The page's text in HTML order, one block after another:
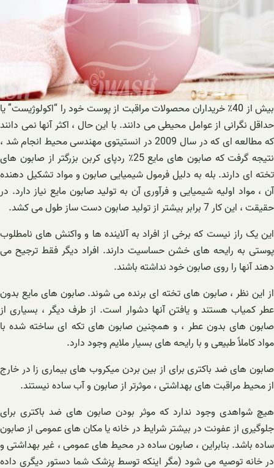
بیش از 40٪ خریداران محصولات مراقبت از پوست خود را “اکولوژیست” یا
حداقل نگرانی از عوامل محیطی می دانند. با این حال ، اکثر آنها نمی دانند
که مطالعه ای که در سال 2009 در انستیتوی مهندسی محیط انجام شد ،
نتیجه گرفت که صابون های مایع 25٪ ردپای کربن بزرگتر از صابون های
تخته ای دارند. بله به دلیل فرمول شیمیایی صابون و مواد تشکیل دهنده
آن ، مواد اولیه شیمیایی و فرآوری آن به تولید صابون مایع نیاز دارد. در
حقیقت ، این کار 7 برابر بیشتر از تولید صابون دست ساز طول می کشد.
این یک راز نیست که برخی از افراد به آلاینده ها و واکنش های نامطلوب
پوستی به رایحه های خشن حساسیت دارند. افراد دیگر فقط ترجیح می
دهند آنها را روی صابون خود نداشته باشند.
از این نظر ، صابون های تخته ای برنده می شوند. صابون های مایع بدون
عطر کمیاب هستند و یافتن آنها دشوار است. از طرف دیگر ، بسیاری از
صابون های بدون عطر ، و همچنین صابون های تکه ای ساخته شده با
مواد کاملاً طبیعی و با رایحه های بسیار ملایم وجود دارد.
صابون های ضد باکتری برای از بین بردن میکروب های بیماری زا در خارج
از محیط مراقبت های بهداشتی ، موثرتر از صابون و آب ساده نیستند.
هیچ شواهدی وجود ندارد که موثر بودن صابون های ضد باکتری برای
جلوگیری از عفونت در بیشتر شرایط در خانه یا مکان های عمومی از صابون
ساده باشد. بنابراین ، صابون ساده در محیط های عمومی ، غیر بهداشتی و
در خانه توصیه می شود (مگر اینکه توسط پزشک شما دستور دیگری داده